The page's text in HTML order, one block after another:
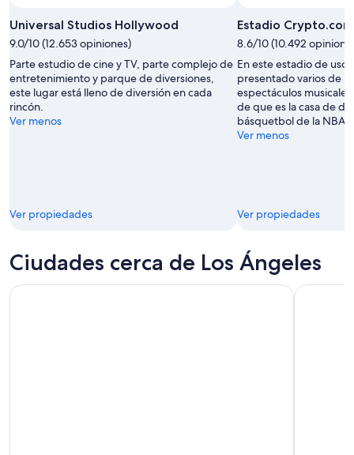
de
uso
libre
tomada
por
Universal
Studios
Hollywood
Universal Studios Hollywood
9.0/10 (12.653 opiniones)
Parte estudio de cine y TV, parte complejo de
entretenimiento y parque de diversiones,
este lugar está lleno de diversión en cada
rincón.
Ver menos
Ver propiedades
Estadio
8.6/10 (10.492
En este estadio de
presentado varios de
espectáculos
de que es la casa de
básquetbol de la NBA.
Ver menos
Ver propiedades
Ciudades cerca de Los Ángeles